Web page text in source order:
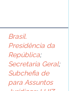
Brasil.
Presidência da
República;
Secretaria Geral;
Subchefia de
para Assuntos